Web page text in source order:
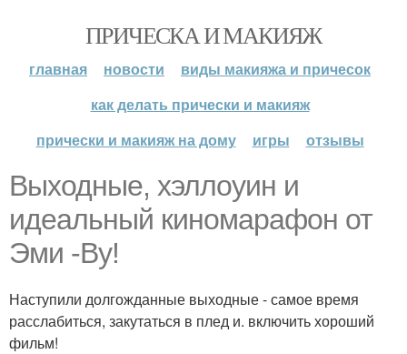
ПРИЧЕСКА И МАКИЯЖ
главная новости
виды макияжа и причесок
как делать прически и макияж
прически и макияж на дому
игры отзывы
Выходные, хэллоуин и
идеальный киномарафон от
Эми -Ву!
Наступили долгожданные выходные - самое время
расслабиться, закутаться в плед и. включить хороший
фильм!